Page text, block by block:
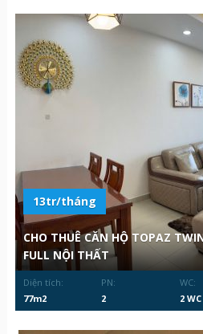
13tr/tháng
CHO THUÊ CĂN HỘ TOPAZ
FULL NỘI THẤT
Diện tích:
77m2
PN:
2
WC:
2 WC